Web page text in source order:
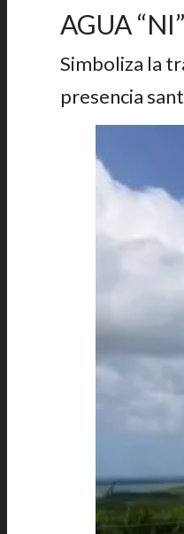
AGUA “NI”
Simboliza la
presencia